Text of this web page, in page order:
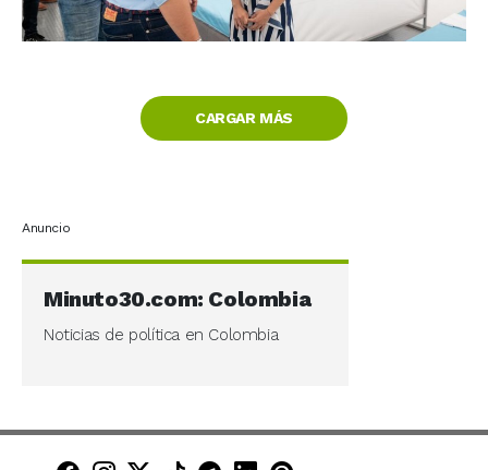
CARGAR MÁS
Anuncio
Minuto30.com: Colombia
Noticias de política en Colombia